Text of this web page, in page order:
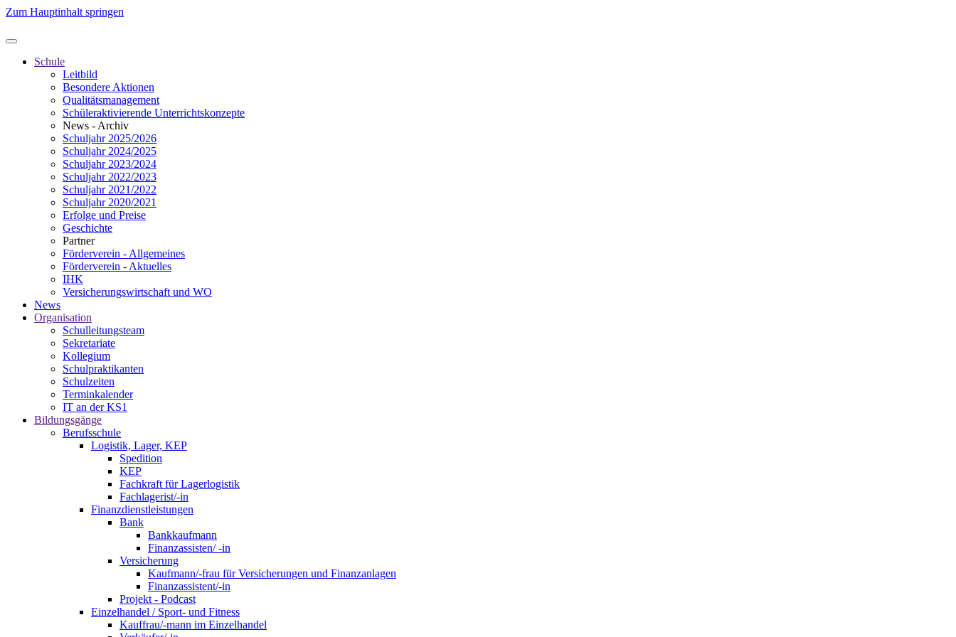
Zum Hauptinhalt springen
Schule
Leitbild
Besondere Aktionen
Qualitätsmanagement
Schüleraktivierende Unterrichtskonzepte
News - Archiv
Schuljahr 2025/2026
Schuljahr 2024/2025
Schuljahr 2023/2024
Schuljahr 2022/2023
Schuljahr 2021/2022
Schuljahr 2020/2021
Erfolge und Preise
Geschichte
Partner
Förderverein - Allgemeines
Förderverein - Aktuelles
IHK
Versicherungswirtschaft und WO
News
Organisation
Schulleitungsteam
Sekretariate
Kollegium
Schulpraktikanten
Schulzeiten
Terminkalender
IT an der KS1
Bildungsgänge
Berufsschule
Logistik, Lager, KEP
Spedition
KEP
Fachkraft für Lagerlogistik
Fachlagerist/-in
Finanzdienstleistungen
Bank
Bankkaufmann
Finanzassisten/ -in
Versicherung
Kaufmann/-frau für Versicherungen und Finanzanlagen
Finanzassistent/-in
Projekt - Podcast
Einzelhandel / Sport- und Fitness
Kauffrau/-mann im Einzelhandel